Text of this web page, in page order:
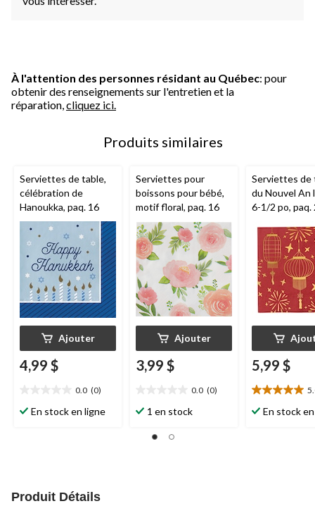
À l'attention des personnes résidant au Québec: pour
obtenir des renseignements sur l'entretien et la
réparation, cliquez ici.
Produits similaires
Serviettes de table,
célébration de
Hanoukka, paq. 16
Ajouter
4,99 $
0.0 (0)
étoile(s)
En stock en ligne
Serviettes pour
boissons pour bébé,
motif floral, paq. 16
Ajouter
3,99 $
0.0 (0)
étoile(s)
1 en stock
Serviettes de
du Nouvel An
6-1/2 po, paq.
5,99 $
5.0
étoile(s)
En stock
Produit Détails